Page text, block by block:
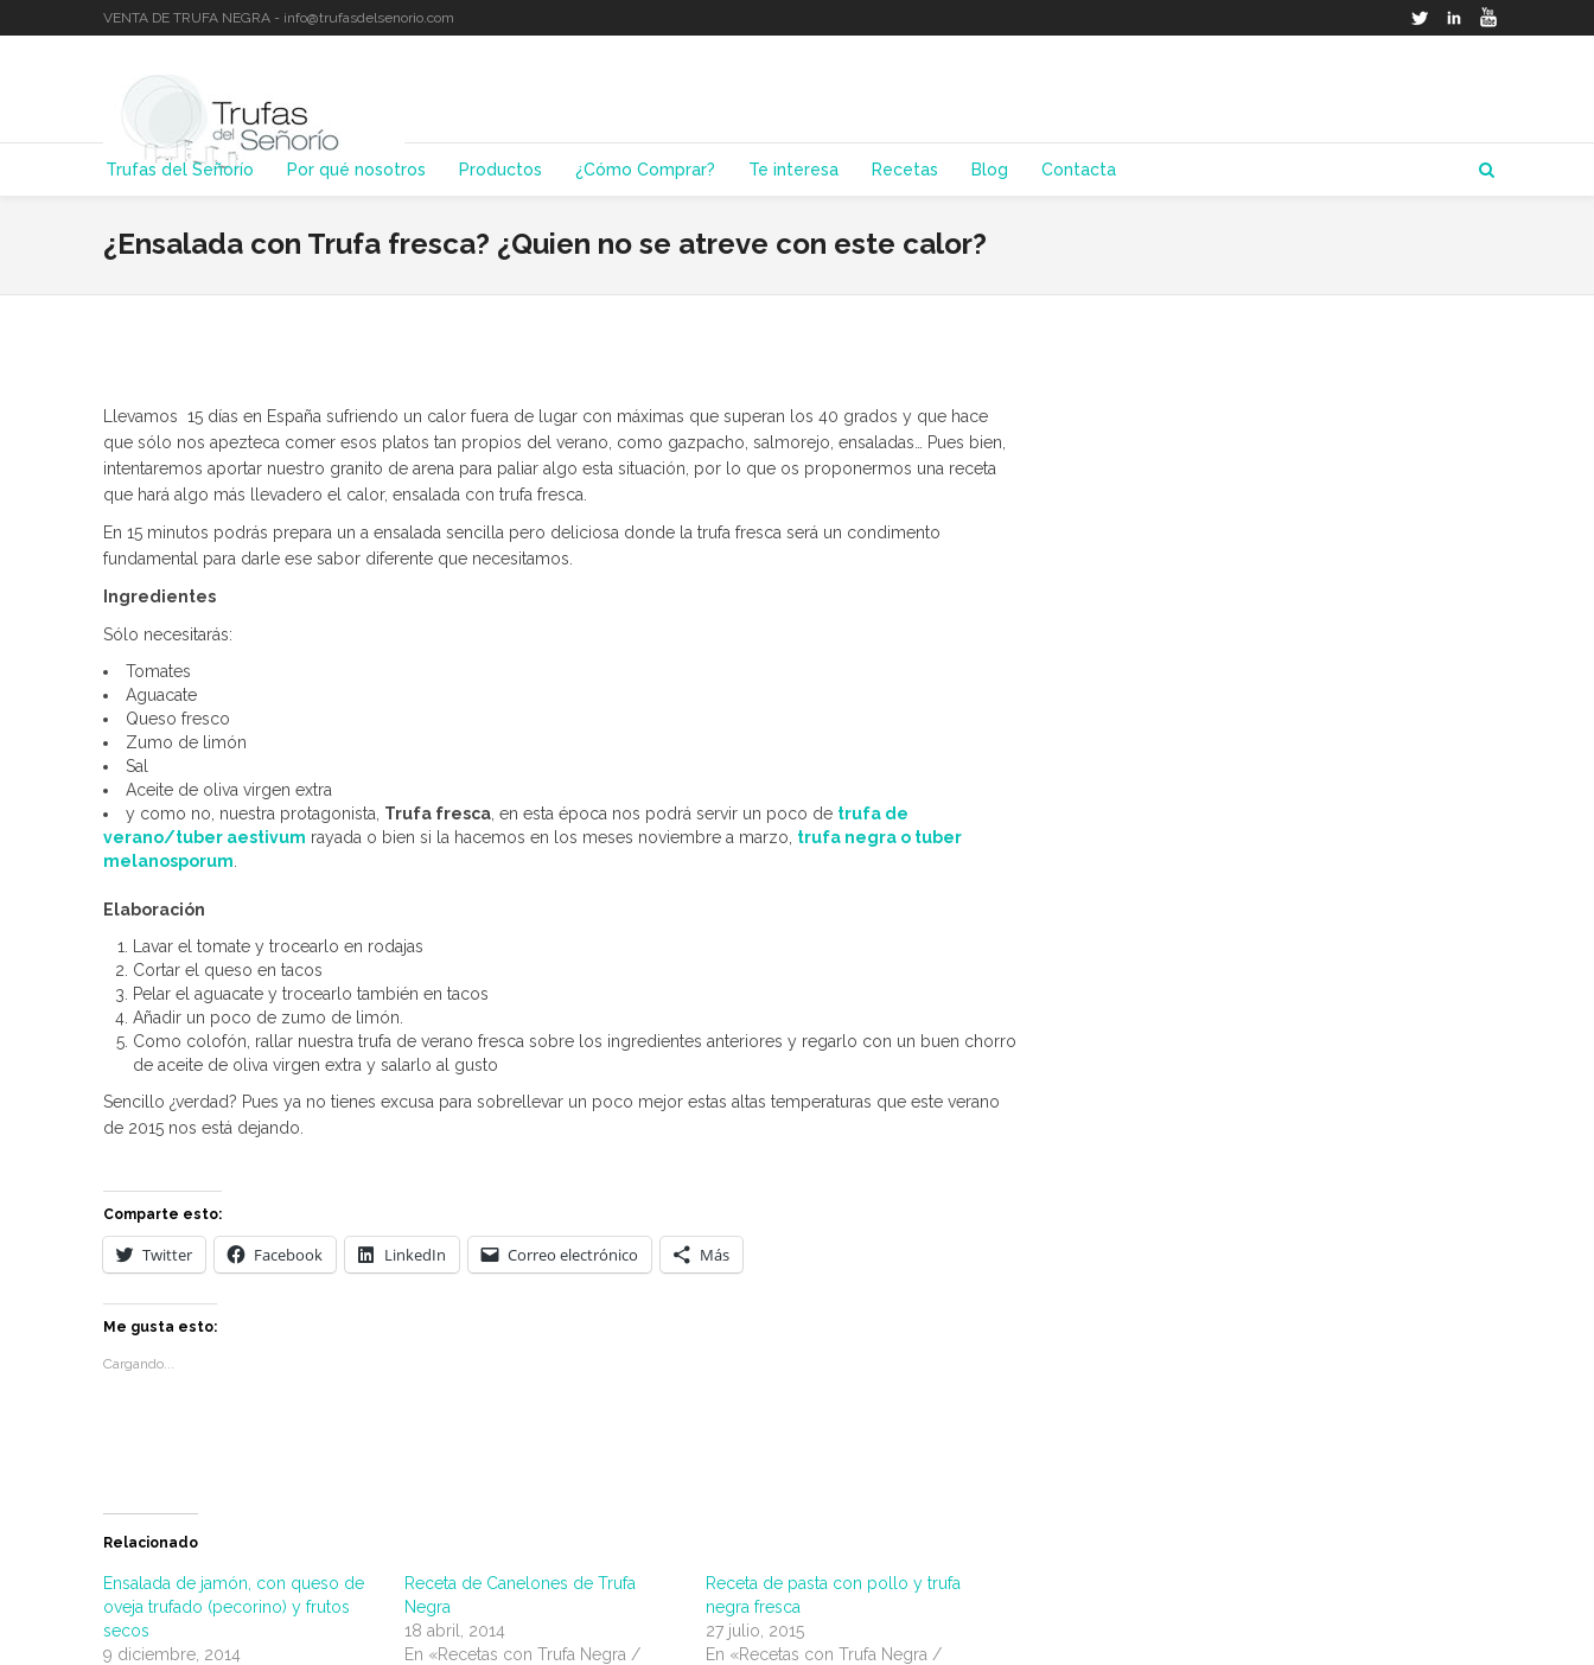
VENTA DE TRUFA NEGRA - info@trufasdelsenorio.com TwitterLinkedIn
Trufas del Señorío Por qué nosotros Productos ¿Cómo Comprar? Te interesa Recetas Blog Contacta
¿Ensalada con Trufa fresca? ¿Quien no se atreve con este calor?
Llevamos 15 días en España sufriendo un calor fuera de lugar con máximas que superan los 40 grados y que hace
que sólo nos apezteca comer esos platos tan propios del verano, como gazpacho, salmorejo, ensaladas… Pues bien,
intentaremos aportar nuestro granito de arena para paliar algo esta situación, por lo que os proponermos una receta
que hará algo más llevadero el calor, ensalada con trufa fresca.
En 15 minutos podrás prepara un a ensalada sencilla pero deliciosa donde la trufa fresca será un condimento
fundamental para darle ese sabor diferente que necesitamos.
Ingredientes
Sólo necesitarás:
Tomates
Aguacate
Queso fresco
Zumo de limón
Sal
Aceite de oliva virgen extra
y como no, nuestra protagonista, Trufa fresca , en esta época nos podrá servir un poco de trufa de
verano/tuber aestivum rayada o bien si la hacemos en los meses noviembre a marzo, trufa negra o tuber
melanosporum
Elaboración
Lavar el tomate y trocearlo en rodajas
Cortar el queso en tacos
Pelar el aguacate y trocearlo también en tacos
Añadir un poco de zumo de limón.
Como colofón, rallar nuestra trufa de verano fresca sobre los ingredientes anteriores y regarlo con un buen chorro
de aceite de oliva virgen extra y salarlo al gusto
Sencillo ¿verdad? Pues ya no tienes excusa para sobrellevar un poco mejor estas altas temperaturas que este verano
de 2015 nos está dejando.
Comparte esto:
Twitter Facebook LinkedIn Correo electrónico Más
Me gusta esto:
Cargando...
Relacionado
Ensalada de jamón, con queso de
oveja trufado (pecorino) y frutos
secos
9 diciembre, 2014
Receta de Canelones de Trufa
Negra
18 abril, 2014
En «Recetas con Trufa Negra /
Receta de pasta con pollo y trufa
negra fresca
27 julio, 2015
En «Recetas con Trufa Negra /